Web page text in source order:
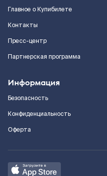
Главное о Купибилете
Контакты
Пресс-центр
Партнерская программа
Информация
Безопасность
Конфиденциальность
Оферта